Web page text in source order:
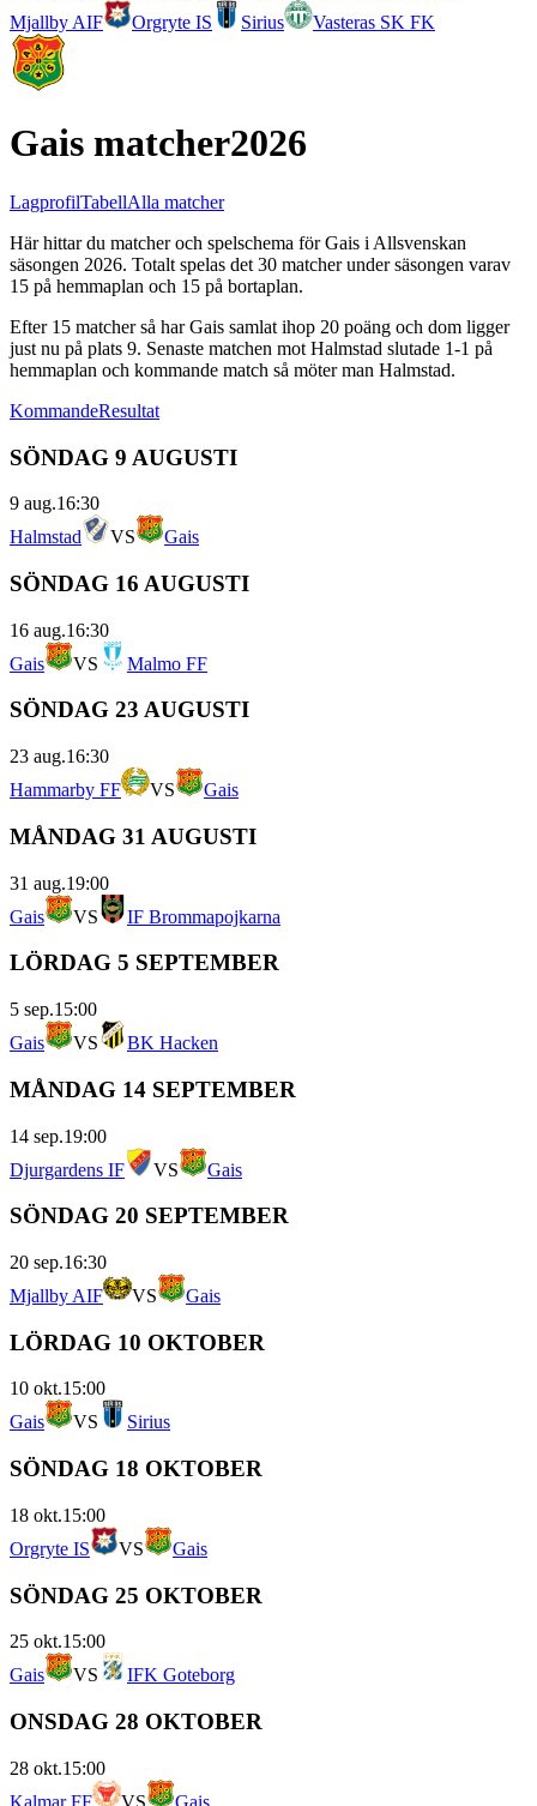
Mjallby AIF
Orgryte IS Sirius Vasteras SK FK
Gais matcher2026
LagprofilTabellAlla matcher
Här hittar du matcher och spelschema förGais i Allsvenskan
säsongen 2026. Totalt spelas det 30 matcher under säsongen varav
15 på hemmaplan och 15 på bortaplan.
Efter 15 matcher så harGais samlat ihop 20 poäng och dom ligger
just nu på plats 9. Senaste matchen mot Halmstad slutade 1-1 på
hemmaplan och kommande match så möter man Halmstad.
KommandeResultat
SÖNDAG 9 AUGUSTI
9 aug.16:30
Halmstad
VS Gais
SÖNDAG 16 AUGUSTI
16 aug.16:30
Gais
VS Malmo FF
SÖNDAG 23 AUGUSTI
23 aug.16:30
Hammarby FF
VS Gais
MÅNDAG 31 AUGUSTI
31 aug.19:00
Gais
VS IF Brommapojkarna
LÖRDAG 5 SEPTEMBER
5 sep.15:00
Gais
VS BK Hacken
MÅNDAG 14 SEPTEMBER
14 sep.19:00
Djurgardens IF
VS Gais
SÖNDAG 20 SEPTEMBER
20 sep.16:30
Mjallby AIF
VS Gais
LÖRDAG 10 OKTOBER
10 okt.15:00
Gais
VS Sirius
SÖNDAG 18 OKTOBER
18 okt.15:00
Orgryte IS
VS Gais
SÖNDAG 25 OKTOBER
25 okt.15:00
Gais
VS IFK Goteborg
ONSDAG 28 OKTOBER
28 okt.15:00
Kalmar FF
VS Gais